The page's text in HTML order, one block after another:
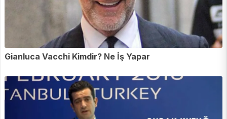
Gianluca Vacchi Kimdir? Ne İş Yapar